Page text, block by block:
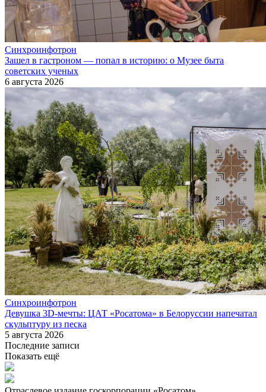
Синхроинфотрон
Зашел в гастроном — попал в историю: о Музее быта
советских ученых
6 августа 2026
Синхроинфотрон
Девушка 3D-мечты: ЦАТ «Росатома» в Белоруссии напечатал
скульптуру из песка
5 августа 2026
Последние записи
Показать ещё